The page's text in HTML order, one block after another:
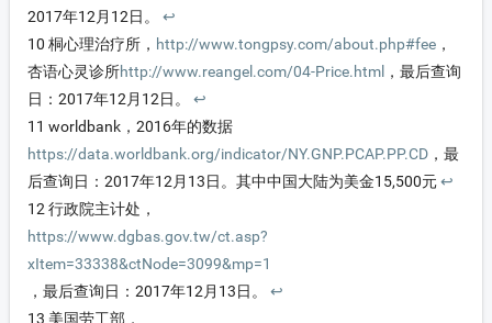
2017年12月12日。
↩
10 桐心理治疗所， http://www.tongpsy.com/about.php#fee，
杏语心灵诊所http://www.reangel.com/04-Price.html ，最后查询
日：2017年12月12日。
↩
11 worldbank，2016年的数据
https://data.worldbank.org/indicator/NY.GNP.PCAP.PP.CD，最
后查询日：2017年12月13日。其中中国大陆为美金15,500元↩
12 行政院主计处，
https://www.dgbas.gov.tw/ct.asp?
xItem=33338&ctNode=3099&mp=1
，最后查询日：2017年12月13日。
↩
13 美国劳工部，